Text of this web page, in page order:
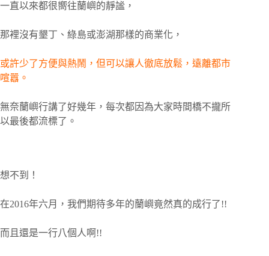
一直以來都很嚮往蘭嶼的靜謐，
那裡沒有墾丁、綠島或澎湖那樣的商業化，
或許少了方便與熱鬧，但可以讓人徹底放鬆，遠離都市
喧囂。
無奈蘭嶼行講了好幾年，每次都因為大家時間橋不攏所
以最後都流標了。
想不到！
在2016年六月，我們期待多年的蘭嶼竟然真的成行了!!
而且還是一行八個人啊!!